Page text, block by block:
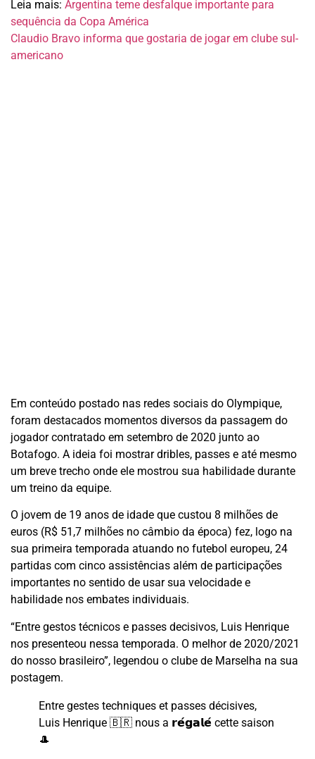
Leia mais: Argentina teme desfalque importante para
sequência da Copa América
Claudio Bravo informa que gostaria de jogar em clube sul-
americano
Em conteúdo postado nas redes sociais do Olympique,
foram destacados momentos diversos da passagem do
jogador contratado em setembro de 2020 junto ao
Botafogo. A ideia foi mostrar dribles, passes e até mesmo
um breve trecho onde ele mostrou sua habilidade durante
um treino da equipe.
O jovem de 19 anos de idade que custou 8 milhões de
euros (R$ 51,7 milhões no câmbio da época) fez, logo na
sua primeira temporada atuando no futebol europeu, 24
partidas com cinco assistências além de participações
importantes no sentido de usar sua velocidade e
habilidade nos embates individuais.
“Entre gestos técnicos e passes decisivos, Luis Henrique
nos presenteou nessa temporada. O melhor de 2020/2021
do nosso brasileiro”, legendou o clube de Marselha na sua
postagem.
Entre gestes techniques et passes décisives,
Luis Henrique 🇧🇷 nous a 𝗿𝗲́𝗴𝗮𝗹𝗲́ cette saison
🎩